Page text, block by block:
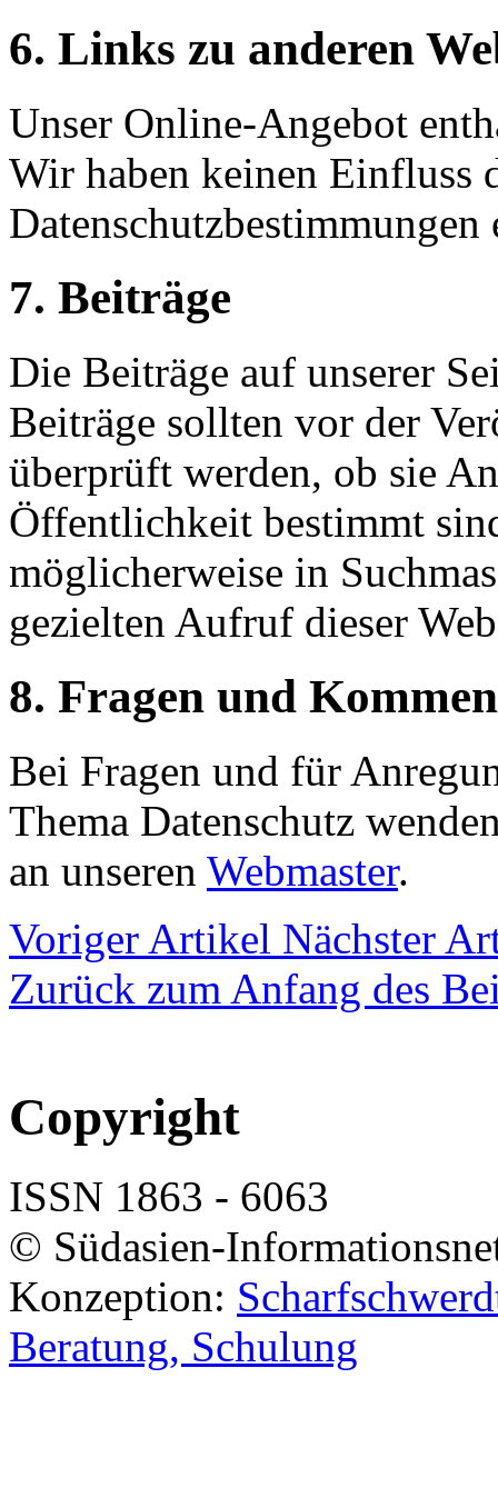
6. Links zu anderen
Unser Online-Angebot
Wir haben keinen Einfluss
Datenschutzbestimmungen
7. Beiträge
Die Beiträge auf unserer
Beiträge sollten vor der
überprüft werden, ob sie
Öffentlichkeit bestimmt
möglicherweise in
gezielten Aufruf dieser
8. Fragen und
Bei Fragen und für
Thema Datenschutz
an unseren Webmaster.
Voriger Artikel Nächster
Zurück zum Anfang des
Copyright
ISSN 1863 - 6063
© Südasien-
Konzeption:
Beratung, Schulung